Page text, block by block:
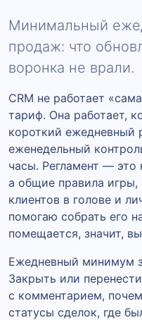
Минимальный
продаж: что
воронка не врали.
CRM не работает
тариф. Она работает,
короткий ежедневный
еженедельный
часы. Регламент — это
а общие правила
клиентов в голове и
помогаю собрать его
помещается, значит,
Ежедневный минимум
Закрыть или
с комментарием,
статусы сделок, где